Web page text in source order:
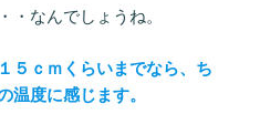
・なんでしょうね。
５ｃｍくらいまでなら、ち
温度に感じます。